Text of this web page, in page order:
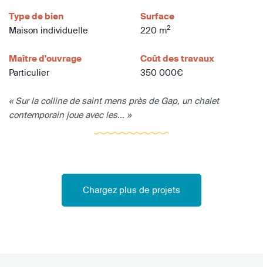
Type de bien
Maison individuelle
Surface
220 m2
Maître d'ouvrage
Particulier
Coût des travaux
350 000€
« Sur la colline de saint mens près de Gap, un chalet
contemporain joue avec les... »
Chargez plus de projets